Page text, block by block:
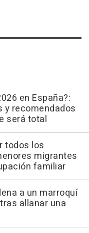
en España?:
y recomendados
será total
todos los
migrantes
familiar
a un marroquí
allanar una